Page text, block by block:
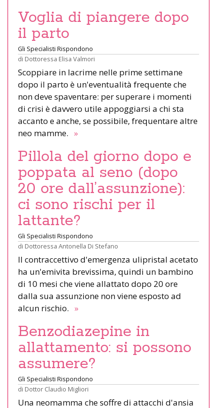
Voglia di piangere dopo
il parto
Gli Specialisti Rispondono
di Dottoressa Elisa Valmori
Scoppiare in lacrime nelle prime settimane
dopo il parto è un'eventualità frequente che
non deve spaventare: per superare i momenti
di crisi è davvero utile appoggiarsi a chi sta
accanto e anche, se possibile, frequentare altre
neo mamme. »
Pillola del giorno dopo e
poppata al seno (dopo
20 ore dall’assunzione):
ci sono rischi per il
lattante?
Gli Specialisti Rispondono
di Dottoressa Antonella Di Stefano
Il contraccettivo d'emergenza ulipristal acetato
ha un'emivita brevissima, quindi un bambino
di 10 mesi che viene allattato dopo 20 ore
dalla sua assunzione non viene esposto ad
alcun rischio. »
Benzodiazepine in
allattamento: si possono
assumere?
Gli Specialisti Rispondono
di Dottor Claudio Migliori
Una neomamma che soffre di attacchi d'ansia